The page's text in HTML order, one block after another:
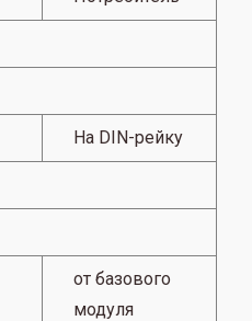
На DIN-рейку
от базового
модуля